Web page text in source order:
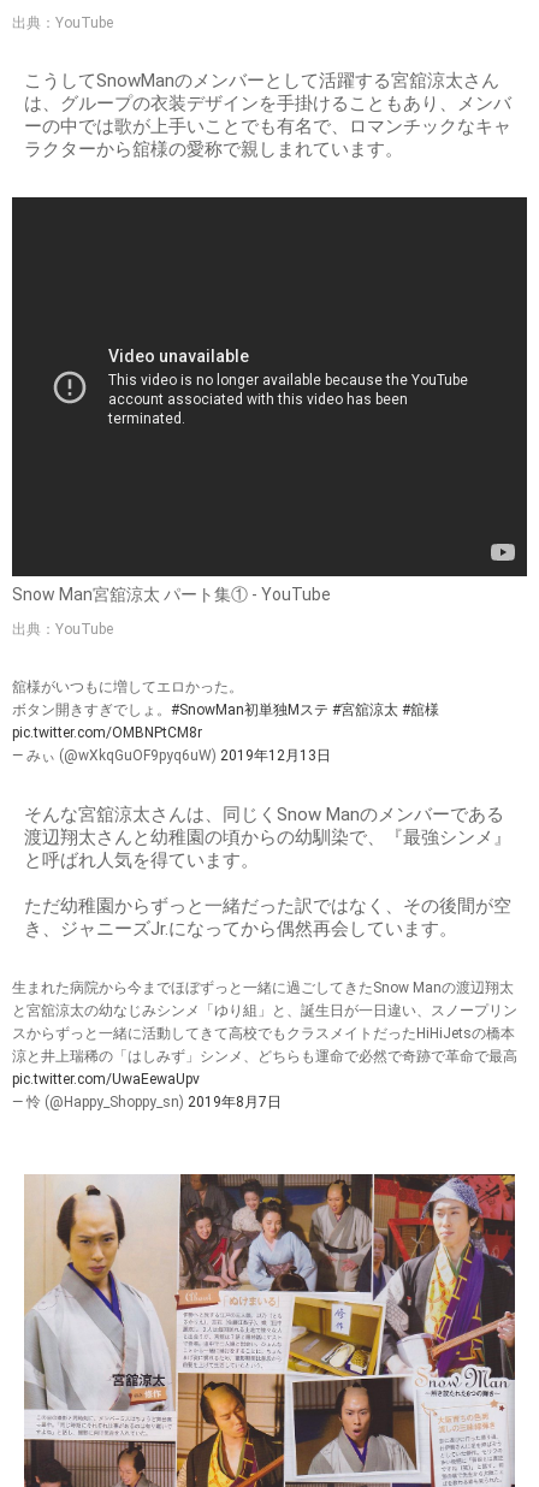
出典：YouTube
こうしてSnowManのメンバーとして活躍する宮舘涼太さん
は、グループの衣装デザインを手掛けることもあり、メンバ
ーの中では歌が上手いことでも有名で、ロマンチックなキャ
ラクターから舘様の愛称で親しまれています。
Snow Man宮舘涼太 パート集① - YouTube
出典：YouTube
舘様がいつもに増してエロかった。
ボタン開きすぎでしょ。 #SnowMan初単独Mステ #宮舘涼太 #舘様
pic.twitter.com/OMBNPtCM8r
— みぃ (@wXkqGuOF9pyq6uW) 2019年12月13日
そんな宮舘涼太さんは、同じくSnow Manのメンバーである
渡辺翔太さんと幼稚園の頃からの幼馴染で、『最強シンメ』
と呼ばれ人気を得ています。
ただ幼稚園からずっと一緒だった訳ではなく、その後間が空
き、ジャニーズJr.になってから偶然再会しています。
生まれた病院から今までほぼずっと一緒に過ごしてきたSnow Manの渡辺翔太
と宮舘涼太の幼なじみシンメ「ゆり組」と、誕生日が一日違い、スノープリン
スからずっと一緒に活動してきて高校でもクラスメイトだったHiHiJetsの橋本
涼と井上瑞稀の「はしみず」シンメ、どちらも運命で必然で奇跡で革命で最高
pic.twitter.com/UwaEewaUpv
— 怜 (@Happy_Shoppy_sn) 2019年8月7日